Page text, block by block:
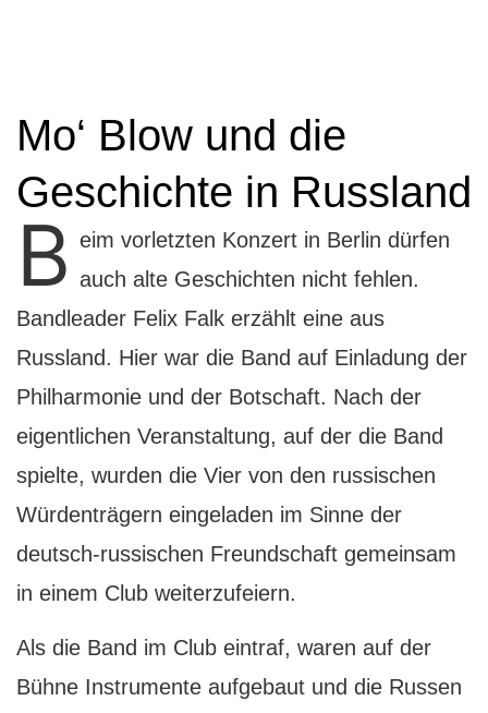
Mo‘ Blow und die
Geschichte in Russland
B eim vorletzten Konzert in Berlin dürfen
auch alte Geschichten nicht fehlen.
Bandleader Felix Falk erzählt eine aus
Russland. Hier war die Band auf Einladung der
Philharmonie und der Botschaft. Nach der
eigentlichen Veranstaltung, auf der die Band
spielte, wurden die Vier von den russischen
Würdenträgern eingeladen im Sinne der
deutsch-russischen Freundschaft gemeinsam
in einem Club weiterzufeiern.
Als die Band im Club eintraf, waren auf der
Bühne Instrumente aufgebaut und die Russen